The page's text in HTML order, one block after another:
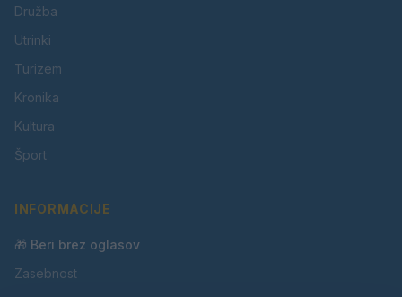
Družba
Utrinki
Turizem
Kronika
Kultura
Šport
INFORMACIJE
🎁 Beri brez oglasov
Zasebnost